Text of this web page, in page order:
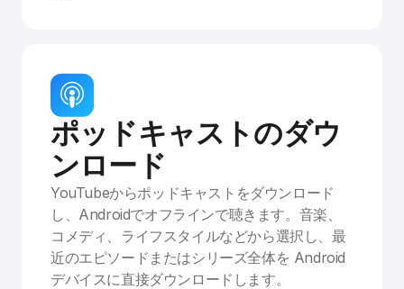
ポッドキャストのダウ
ンロード
YouTubeからポッドキャストをダウンロード
し、Androidでオフラインで聴きます。音楽、
コメディ、ライフスタイルなどから選択し、最
近のエピソードまたはシリーズ全体を Android
デバイスに直接ダウンロードします。